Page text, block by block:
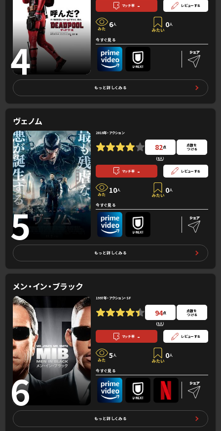
4
マッチ率 - レビューする
6人 0人
今すぐ見る
もっと詳しくみる
ヴェノム
5
2018年・アクション
82点
(8人）
点数を
つける
マッチ率 - レビューする
10人 0人
今すぐ見る
もっと詳しくみる
メン・イン・ブラック
6
1997年・アクション・SF
94点
(5人）
点数を
つける
マッチ率 - レビューする
5人 0人
今すぐ見る
もっと詳しくみる